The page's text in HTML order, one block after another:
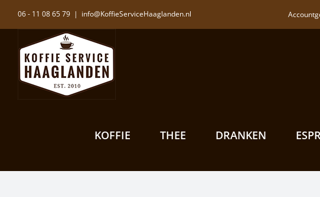
inhoud
06 - 11 08 65 79 | info@KoffieServiceHaaglanden.nl
KOFFIE THEE DRANKEN